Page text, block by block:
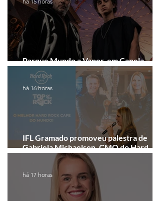
Parque Mundo a Vapor, em Canela,
recebe festival eletrônico em agosto
IFL Gramado promoveu palestra de
Gabriela Michaelsen, CMO do Hard
Rock Cafe Gramado
há 16 horas
há 17 horas